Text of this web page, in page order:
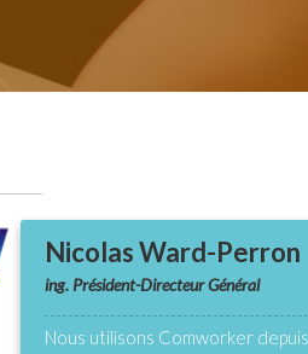
Nicolas Ward-Perron
ing. Président-Directeur Général
Nous utilisons Comworker